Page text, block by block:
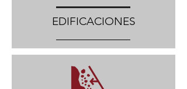
EDIFICACIONES